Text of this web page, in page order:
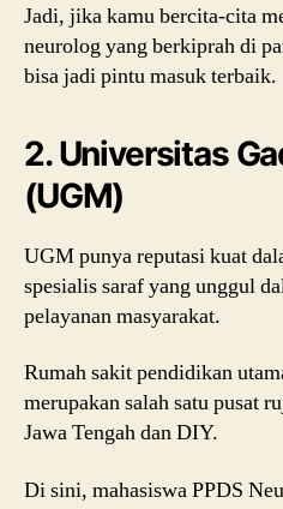
Jadi, jika kamu bercita-cita
neurolog yang berkiprah di
bisa jadi pintu masuk terbaik.
2. Universitas
(UGM)
UGM punya reputasi kuat
spesialis saraf yang unggul
pelayanan masyarakat.
Rumah sakit pendidikan
merupakan salah satu pusat
Jawa Tengah dan DIY.
Di sini, mahasiswa PPDS